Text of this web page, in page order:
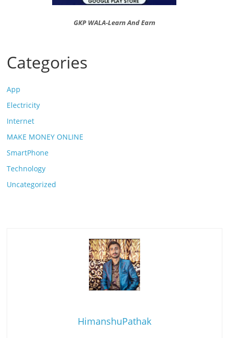
GKP WALA-Learn And Earn
Categories
App
Electricity
Internet
MAKE MONEY ONLINE
SmartPhone
Technology
Uncategorized
HimanshuPathak